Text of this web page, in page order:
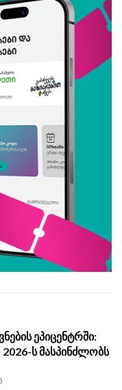
ეპიცენტრში:
ს მასპინძლობს